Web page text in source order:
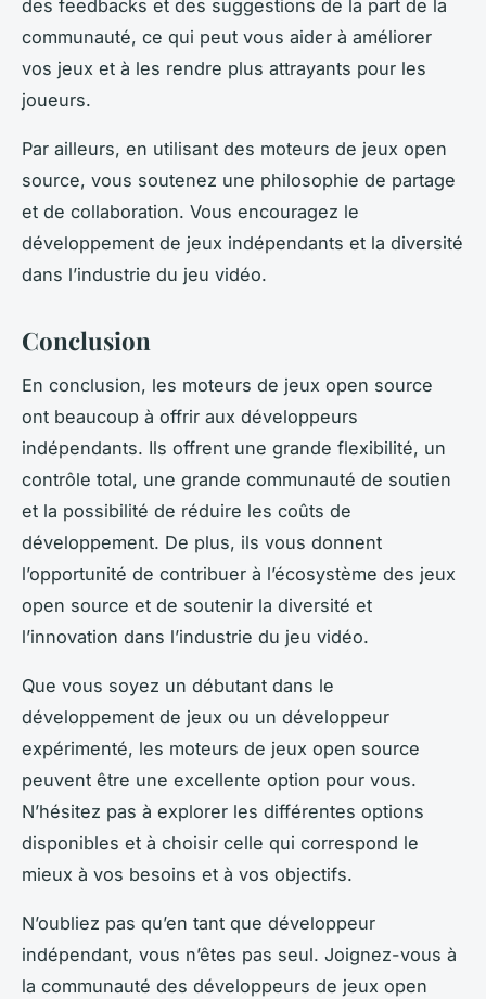
des feedbacks et des suggestions de la part de la
communauté, ce qui peut vous aider à améliorer
vos jeux et à les rendre plus attrayants pour les
joueurs.
Par ailleurs, en utilisant des moteurs de jeux open
source, vous soutenez une philosophie de partage
et de collaboration. Vous encouragez le
développement de jeux indépendants et la diversité
dans l’industrie du jeu vidéo.
Conclusion
En conclusion, les moteurs de jeux open source
ont beaucoup à offrir aux développeurs
indépendants. Ils offrent une grande flexibilité, un
contrôle total, une grande communauté de soutien
et la possibilité de réduire les coûts de
développement. De plus, ils vous donnent
l’opportunité de contribuer à l’écosystème des jeux
open source et de soutenir la diversité et
l’innovation dans l’industrie du jeu vidéo.
Que vous soyez un débutant dans le
développement de jeux ou un développeur
expérimenté, les moteurs de jeux open source
peuvent être une excellente option pour vous.
N’hésitez pas à explorer les différentes options
disponibles et à choisir celle qui correspond le
mieux à vos besoins et à vos objectifs.
N’oubliez pas qu’en tant que développeur
indépendant, vous n’êtes pas seul. Joignez-vous à
la communauté des développeurs de jeux open